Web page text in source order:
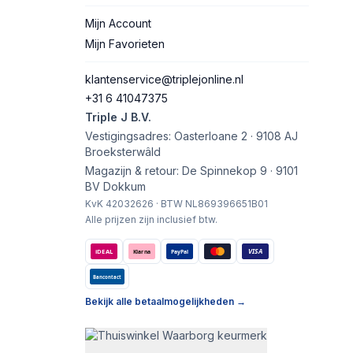
Mijn Account
Mijn Favorieten
klantenservice@triplejonline.nl
+31 6 41047375
Triple J B.V.
Vestigingsadres: Oasterloane 2 · 9108 AJ
Broeksterwâld
Magazijn & retour: De Spinnekop 9 · 9101
BV Dokkum
KvK 42032626 · BTW NL869396651B01
Alle prijzen zijn inclusief btw.
iDEAL Klarna PayPal VISA
Bancontact
Bekijk alle betaalmogelijkheden →